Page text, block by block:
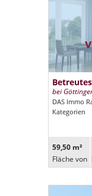
bei
DAS Immo
Kategorien
59,50 m²
Fläche von